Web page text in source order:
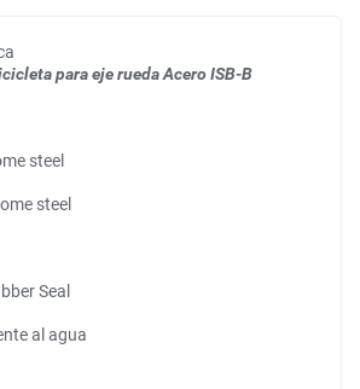
para eje rueda Acero ISB-B
steel
steel
Seal
al agua